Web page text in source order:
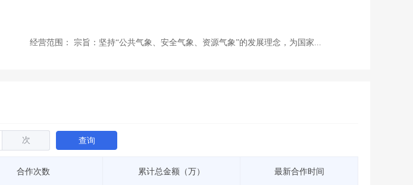
经营范围：宗旨：坚持“公共气象、安全气象、资源气象”的发展理念，为国家...
次 查询
合作次数 累计总金额（万） 最新合作时间